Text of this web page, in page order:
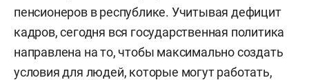
заметил глава государства. При этом он
добавил, что с 1 февраля 2025-го пенсии будут
ежегодно расти не только у тех, кто уже
находится на пенсии, но и у тех, кто продолжает
пенсионеров в республике. Учитывая дефицит
кадров, сегодня вся государственная политика
направлена на то, чтобы максимально создать
условия для людей, которые могут работать,